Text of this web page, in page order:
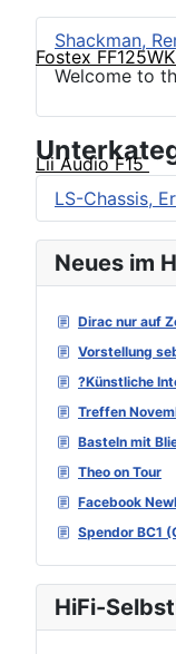
Fostex FF125WK
Lii Audio F15
Neues im
Dirac nur auf
Vorstellung
?Künstliche
Treffen
Basteln mit
Theo on Tour
Facebook
Spendor BC1
HiFi-
Shackman,
Welcome to
LS-Chassis,